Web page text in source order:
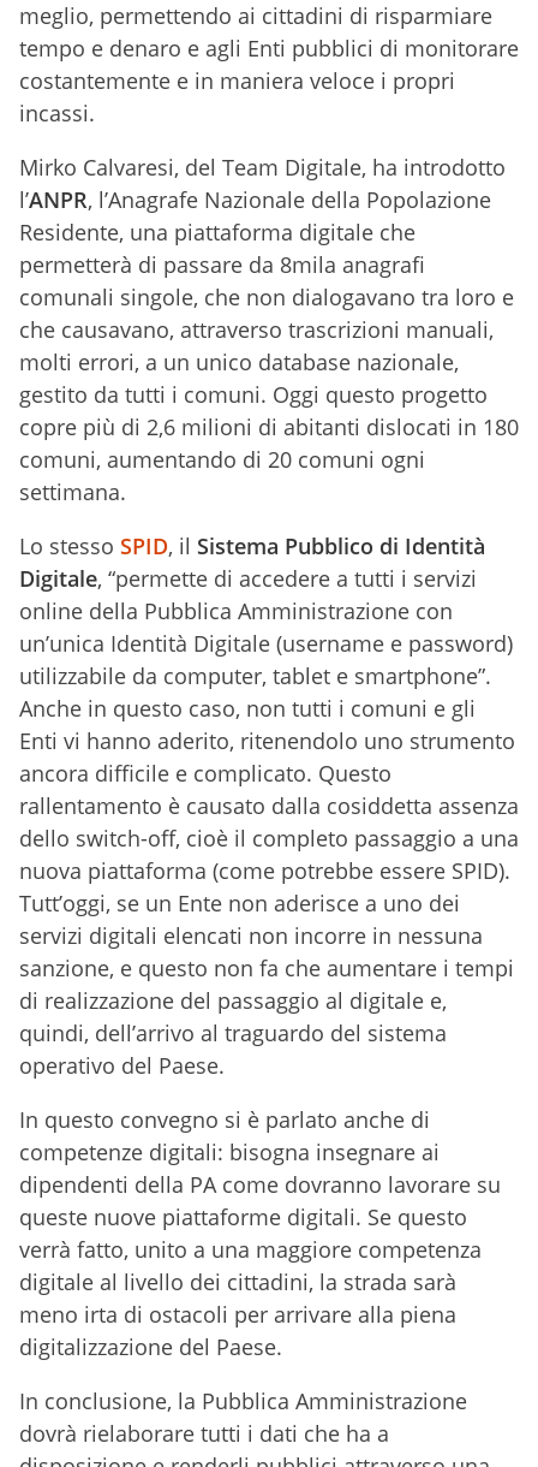
meglio, permettendo ai cittadini di risparmiare
tempo e denaro e agli Enti pubblici di monitorare
costantemente e in maniera veloce i propri
incassi.
Mirko Calvaresi, del Team Digitale, ha introdotto
l’ANPR, l’Anagrafe Nazionale della Popolazione
Residente, una piattaforma digitale che
permetterà di passare da 8mila anagrafi
comunali singole, che non dialogavano tra loro e
che causavano, attraverso trascrizioni manuali,
molti errori, a un unico database nazionale,
gestito da tutti i comuni. Oggi questo progetto
copre più di 2,6 milioni di abitanti dislocati in 180
comuni, aumentando di 20 comuni ogni
settimana.
Lo stesso SPID, il Sistema Pubblico di Identità
Digitale, “permette di accedere a tutti i servizi
online della Pubblica Amministrazione con
un’unica Identità Digitale (username e password)
utilizzabile da computer, tablet e smartphone”.
Anche in questo caso, non tutti i comuni e gli
Enti vi hanno aderito, ritenendolo uno strumento
ancora difficile e complicato. Questo
rallentamento è causato dalla cosiddetta assenza
dello switch-off, cioè il completo passaggio a una
nuova piattaforma (come potrebbe essere SPID).
Tutt’oggi, se un Ente non aderisce a uno dei
servizi digitali elencati non incorre in nessuna
sanzione, e questo non fa che aumentare i tempi
di realizzazione del passaggio al digitale e,
quindi, dell’arrivo al traguardo del sistema
operativo del Paese.
In questo convegno si è parlato anche di
competenze digitali: bisogna insegnare ai
dipendenti della PA come dovranno lavorare su
queste nuove piattaforme digitali. Se questo
verrà fatto, unito a una maggiore competenza
digitale al livello dei cittadini, la strada sarà
meno irta di ostacoli per arrivare alla piena
digitalizzazione del Paese.
In conclusione, la Pubblica Amministrazione
dovrà rielaborare tutti i dati che ha a